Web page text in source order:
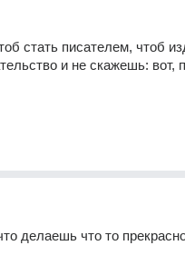
стать писателем, чтоб
и не скажешь: вот,
делаешь что то